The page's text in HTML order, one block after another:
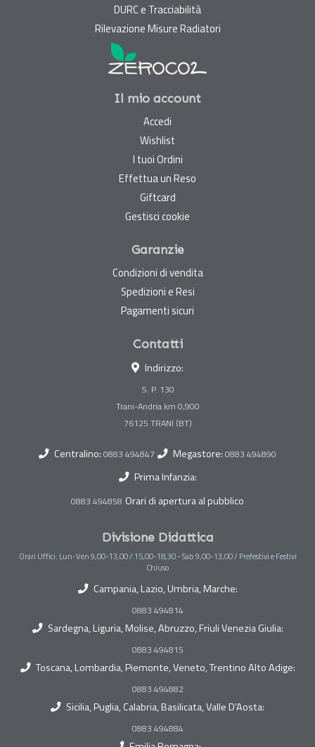
DURC e Tracciabilità
Rilevazione Misure Radiatori
Il mio account
Accedi
Wishlist
I tuoi Ordini
Effettua un Reso
Giftcard
Gestisci cookie
Garanzie
Condizioni di vendita
Spedizioni e Resi
Pagamenti sicuri
Contatti
Indirizzo:
S. P. 130
Trani-Andria km 0,900
Centralino: 0883 494847 Megastore: 0883 494890
Prima Infanzia:
0883 494858 Orari di apertura al pubblico
Divisione Didattica
Orari Uffici: Lun-Ven 9,00-13,00 / 15,00-18,30 - Sab 9,00-13,00 / Prefestivi e Festivi
Chiuso
Campania, Lazio, Umbria, Marche:
0883 494814
Sardegna, Liguria, Molise, Abruzzo, Friuli Venezia Giulia:
0883 494815
Toscana, Lombardia, Piemonte, Veneto, Trentino Alto Adige:
0883 494882
Sicilia, Puglia, Calabria, Basilicata, Valle D'Aosta:
0883 494884